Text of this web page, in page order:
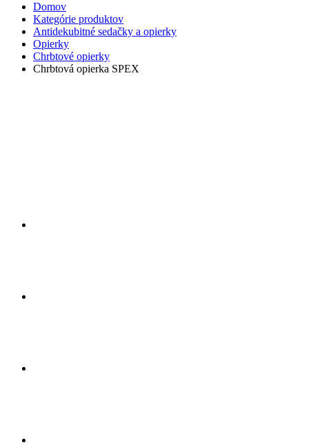
Domov
Kategórie produktov
Antidekubitné sedačky a opierky
Opierky
Chrbtové opierky
Chrbtová opierka SPEX